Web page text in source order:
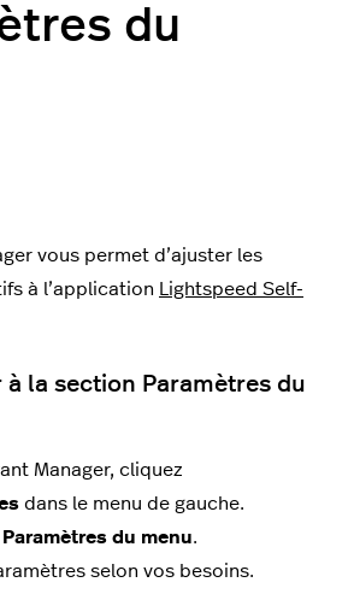
du
vous permet d’ajuster les
à l’application
Lightspeed Self-
à la section Paramètres du
Manager, cliquez
dans le menu de gauche.
Paramètres du menu.
selon vos besoins.